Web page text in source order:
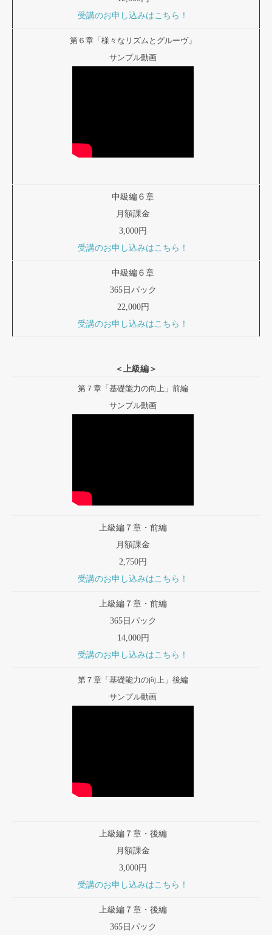
受講のお申し込みはこちら！
第６章「様々なリズムとグルーヴ」
サンプル動画
中級編６章
月額課金
3,000円
受講のお申し込みはこちら！
中級編６章
365日パック
22,000円
受講のお申し込みはこちら！
＜上級編＞
第７章「基礎能力の向上」前編
サンプル動画
上級編７章・前編
月額課金
2,750円
受講のお申し込みはこちら！
上級編７章・前編
365日パック
14,000円
受講のお申し込みはこちら！
第７章「基礎能力の向上」後編
サンプル動画
上級編７章・後編
月額課金
3,000円
受講のお申し込みはこちら！
上級編７章・後編
365日パック